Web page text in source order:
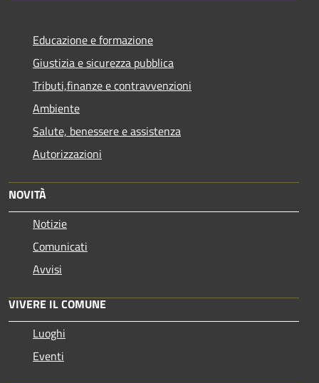
Educazione e formazione
Giustizia e sicurezza pubblica
Tributi,finanze e contravvenzioni
Ambiente
Salute, benessere e assistenza
Autorizzazioni
NOVITÀ
Notizie
Comunicati
Avvisi
VIVERE IL COMUNE
Luoghi
Eventi